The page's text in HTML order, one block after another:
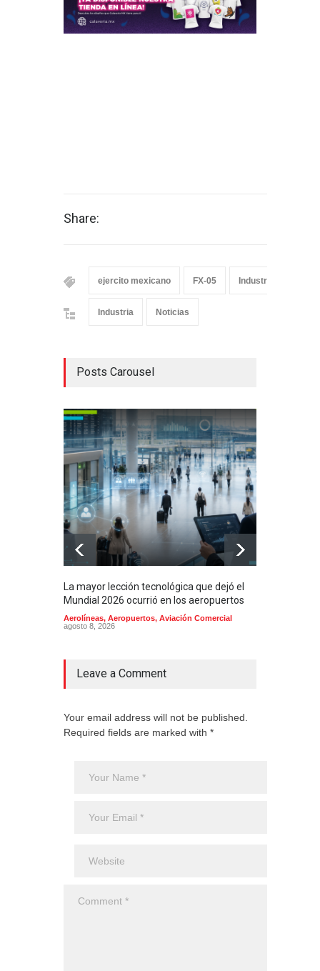
Share:
ejercito mexicano FX-05 Industria Militar
Industria Noticias
Posts Carousel
La mayor lección tecnológica que dejó el
Mundial 2026 ocurrió en los aeropuertos
Aerolíneas, Aeropuertos, Aviación Comercial
agosto 8, 2026
Leave a Comment
Your email address will not be published.
Required fields are marked with *